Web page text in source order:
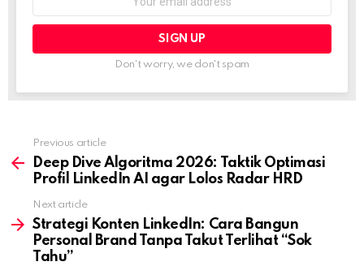
Don't worry, we don't spam
more
Previous article
Deep Dive Algoritma 2026: Taktik Optimasi
Profil LinkedIn AI agar Lolos Radar HRD
Next article
Strategi Konten LinkedIn: Cara Bangun
Personal Brand Tanpa Takut Terlihat “Sok
Tahu”